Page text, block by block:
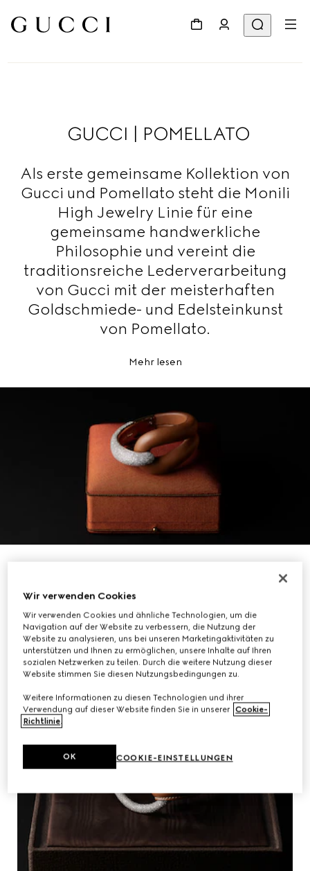
GUCCI | POMELLATO
Als erste gemeinsame Kollektion von
Gucci und Pomellato steht die Monili
High Jewelry Linie für eine
gemeinsame handwerkliche
Philosophie und vereint die
traditionsreiche Lederverarbeitung
von Gucci mit der meisterhaften
Goldschmiede- und Edelsteinkunst
von Pomellato.
Mehr lesen
Wir verwenden Cookies
Wir verwenden Cookies und ähnliche Technologien, um die
Navigation auf der Website zu verbessern, die Nutzung der
Website zu analysieren, uns bei unseren Marketingaktivitäten zu
unterstützen und Ihnen zu ermöglichen, unsere Inhalte auf Ihren
sozialen Netzwerken zu teilen. Durch die weitere Nutzung dieser
Website stimmen Sie diesen Nutzungsbedingungen zu.
Weitere Informationen zu diesen Technologien und ihrer
Verwendung auf dieser Website finden Sie in unserer Cookie-
Richtlinie.
COOKIE-EINSTELLUNGEN
OK